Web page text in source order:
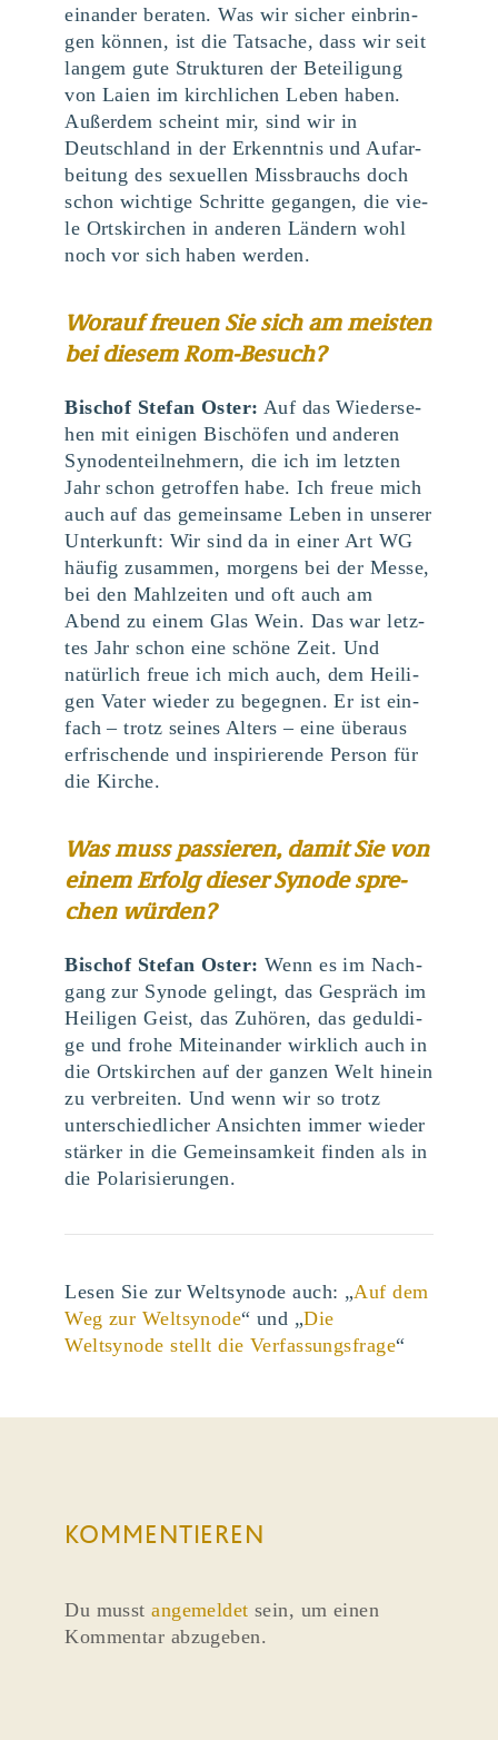
ein­an­der bera­ten. Was wir sicher ein­brin­
gen kön­nen, ist die Tat­sa­che, dass wir seit
lan­gem gute Struk­tu­ren der Betei­li­gung
von Lai­en im kirch­li­chen Leben haben.
Außer­dem scheint mir, sind wir in
Deutsch­land in der Erkennt­nis und Auf­ar­
bei­tung des sexu­el­len Miss­brauchs doch
schon wich­ti­ge Schrit­te gegan­gen, die vie­
le Orts­kir­chen in ande­ren Län­dern wohl
noch vor sich haben werden.
Wor­auf freu­en Sie sich am meis­ten
bei die­sem Rom-Besuch?
Bischof Ste­fan Oster: Auf das Wie­der­se­
hen mit eini­gen Bischö­fen und ande­ren
Syn­oden­teil­neh­mern, die ich im letz­ten
Jahr schon getrof­fen habe. Ich freue mich
auch auf das gemein­sa­me Leben in unse­rer
Unter­kunft: Wir sind da in einer Art WG
häu­fig zusam­men, mor­gens bei der Mes­se,
bei den Mahl­zei­ten und oft auch am
Abend zu einem Glas Wein. Das war letz­
tes Jahr schon eine schö­ne Zeit. Und
natür­lich freue ich mich auch, dem Hei­li­
gen Vater wie­der zu begeg­nen. Er ist ein­
fach – trotz sei­nes Alters – eine über­aus
erfri­schen­de und inspi­rie­ren­de Per­son für
die Kirche.
Was muss pas­sie­ren, damit Sie von
einem Erfolg die­ser Syn­ode spre­
chen wür­den?
Bischof Ste­fan Oster: Wenn es im Nach­
gang zur Syn­ode gelingt, das Gespräch im
Hei­li­gen Geist, das Zuhö­ren, das gedul­di­
ge und fro­he Mit­ein­an­der wirk­lich auch in
die Orts­kir­chen auf der gan­zen Welt hin­ein
zu ver­brei­ten. Und wenn wir so trotz
unter­schied­li­cher Ansich­ten immer wie­der
stär­ker in die Gemein­sam­keit fin­den als in
die Polarisierungen.
Lesen Sie zur Weltsynode auch: „Auf dem
Weg zur Weltsynode“ und „Die
Weltsynode stellt die Verfassungsfrage“
KOMMENTIEREN
Du musstangemeldet sein, um einen
Kommentar abzugeben.